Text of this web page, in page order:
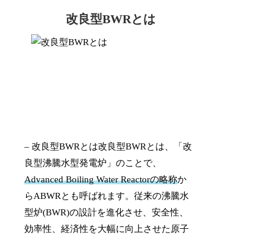
改良型BWRとは
– 改良型BWRとは改良型BWRとは、「改
良型沸騰水型発電炉」のことで、
Advanced Boiling Water Reactorの略称か
らABWRとも呼ばれます。従来の沸騰水
型炉(BWR)の設計を進化させ、安全性、
効率性、経済性を大幅に向上させた原子